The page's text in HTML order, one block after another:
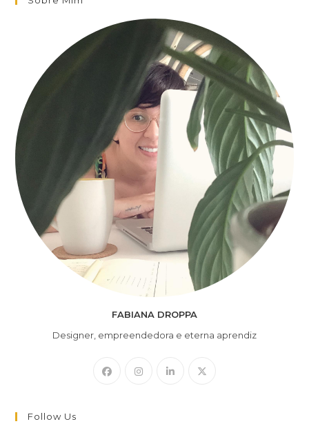
FABIANA DROPPA
Designer, empreendedora e eterna aprendiz
Follow Us